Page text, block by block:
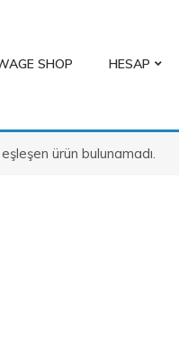
SHOP HESAP
ürün bulunamadı.